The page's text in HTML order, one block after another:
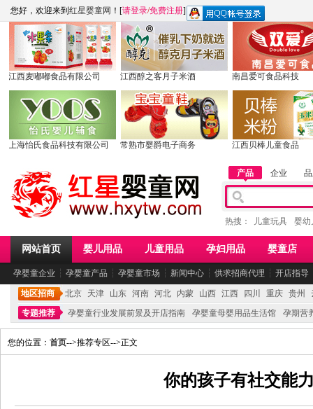
您好，欢迎来到 红星婴童网 ！[请登录/免费注册]
江西麦嘟嘟食品有限公司 江西醇之客月子米酒 南昌爱可食品科技
上海怡氏食品科技有限公司 常熟市婴爵电子商务 江西贝棒儿童食品
产品 企业
热搜： 儿童玩具 婴幼
网站首页 婴儿用品 儿童用品 孕妇用品 婴童店
孕婴童企业 ┆ 孕婴童产品 ┆ 孕婴童市场 ┆ 新闻中心 ┆ 供求招商代理 ┆ 开店指导
地区招商 北京 天津 山东 河南 河北 内蒙 山西 江西 四川 重庆 贵州
专题推荐
孕婴童行业发展前景及开店指南 孕婴童母婴用品生活馆 孕期营
您的位置： 首页-->推荐专区-->正文
你的孩子有社交能